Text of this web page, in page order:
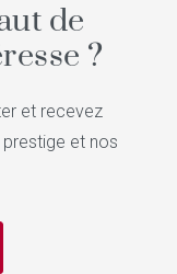
de
?
et recevez
et nos